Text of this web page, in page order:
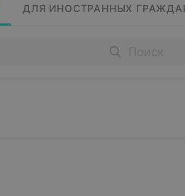
ДЛЯ ИНОСТРАННЫХ